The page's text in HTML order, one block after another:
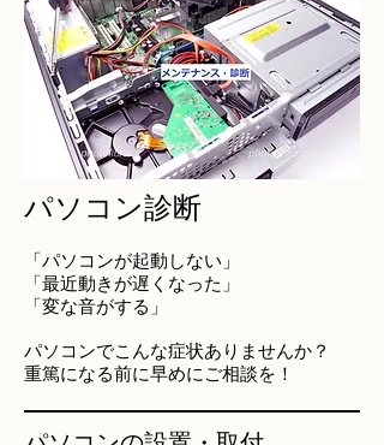
パソコン診断
​「パソコンが起動しない」
「最近動きが遅くなった」
「変な音がする」
パソコンでこんな症状ありませんか？
重篤になる前に早めにご相談を！